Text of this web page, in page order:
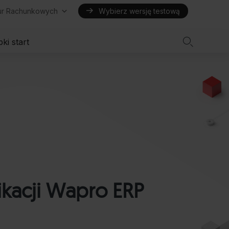
Rachunkowych Wybierz wersję testową
start 
Wapro ERP